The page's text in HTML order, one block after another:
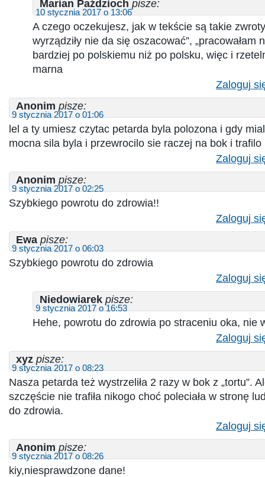
Marian Paździoch pisze:
10 stycznia 2017 o 13:06
A czego oczekujesz, jak w tekście są takie
wyrządziły nie da się oszacować”, „pracowałam
bardziej po polskiemu niż po polsku, więc i
marna
Zaloguj
Anonim pisze:
9 stycznia 2017 o 01:06
lel a ty umiesz czytac petarda byla polozona i gdy
mocna sila byla i przewrocilo sie raczej na bok i trafilo
Zaloguj
Anonim pisze:
9 stycznia 2017 o 02:25
Szybkiego powrotu do zdrowia!!
Zaloguj
Ewa pisze:
9 stycznia 2017 o 06:03
Szybkiego powrotu do zdrowia
Zaloguj
Niedowiarek pisze:
9 stycznia 2017 o 16:53
Hehe, powrotu do zdrowia po straceniu oka, nie
Zaloguj
xyz pisze:
9 stycznia 2017 o 08:23
Nasza petarda też wystrzeliła 2 razy w bok z „tortu”.
szczęście nie trafiła nikogo choć poleciała w stronę
do zdrowia.
Zaloguj
Anonim pisze:
9 stycznia 2017 o 08:26
kiy,niesprawdzone dane!